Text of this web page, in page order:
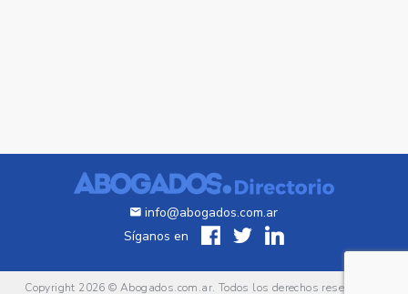
info@abogados.com.ar
Síganos en
Copyright 2026 © Abogados.com.ar. Todos los derechos reservados.